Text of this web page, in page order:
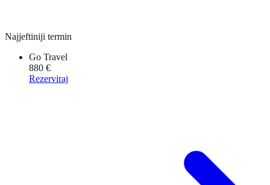
Najjeftiniji termin
Go Travel
880 €
Rezerviraj